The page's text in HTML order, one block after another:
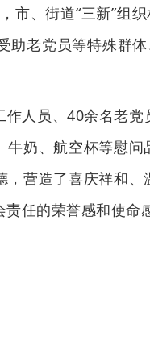
市、街道“三新”组
助老党员等特殊群
人员、40余名老
奶、航空杯等慰
营造了喜庆祥和
任的荣誉感和使命感